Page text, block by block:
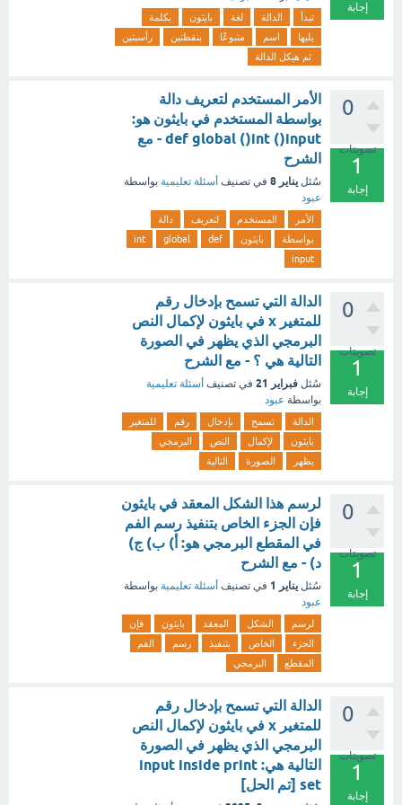
إجابة
تبدأ الدالة لغة بايثون
بكلمة
يليها
اسم متبوعًا بنقطتين
رأسيتين
ثم هيكل الدالة
0
تصويتات
1
إجابة
الأمر المستخدم لتعريف دالة
بواسطة المستخدم في بايثون هو:
def global ()int ()input - مع
الشرح
سُئل يناير 8 في تصنيف أسئلة تعليمية بواسطة
عبود
الأمر المستخدم لتعريف
دالة
بواسطة
بايثون def
global
int
input
0
تصويتات
1
إجابة
الدالة التي تسمح بإدخال رقم
للمتغير x في بايثون لإكمال النص
البرمجي الذي يظهر في الصورة
التالية هي ؟ - مع الشرح
سُئل فبراير 21 في تصنيف أسئلة تعليمية
بواسطة عبود
الدالة تسمح بإدخال رقم
للمتغير
بايثون
لإكمال النص
البرمجي
يظهر
الصورة التالية
0
تصويتات
1
إجابة
لرسم هذا الشكل المعقد في بايثون
فإن الجزء الخاص بتنفيذ رسم الفم
في المقطع البرمجي هو: أ) ب) ج)
د) - مع الشرح
سُئل يناير 1 في تصنيف أسئلة تعليمية بواسطة
عبود
لرسم الشكل المعقد بايثون
فإن
الجزء
الخاص بتنفيذ رسم
الفم
المقطع
البرمجي
0
تصويتات
1
إجابة
الدالة التي تسمح بإدخال رقم
للمتغير x في بايثون لإكمال النص
البرمجي الذي يظهر في الصورة
التالية هي: input inside print
set [تم الحل]